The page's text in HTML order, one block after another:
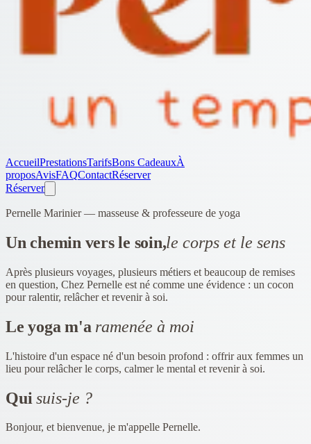
AccueilPrestationsTarifsBons CadeauxÀ
proposAvisFAQContactRéserver
Réserver
Pernelle Marinier — masseuse & professeure de yoga
Un chemin vers le soin,le corps et le sens
Après plusieurs voyages, plusieurs métiers et beaucoup de remises
en question, Chez Pernelle est né comme une évidence : un cocon
pour ralentir, relâcher et revenir à soi.
Le yoga m'a ramenée à moi
L'histoire d'un espace né d'un besoin profond : offrir aux femmes un
lieu pour relâcher le corps, calmer le mental et revenir à soi.
Quisuis-je ?
Bonjour, et bienvenue, je m'appelle Pernelle.